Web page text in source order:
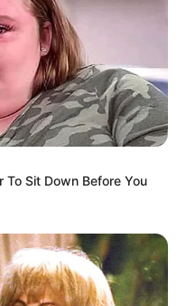
comum – As
dobrar tecidos e
To Sit Down Before You